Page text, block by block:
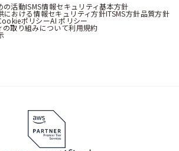
の活動ISMS情報セキュリティ基本方針
における情報セキュリティ方針ITSMS方針品質方針
ポリシーAI ポリシー
の取り組みについて利用規約